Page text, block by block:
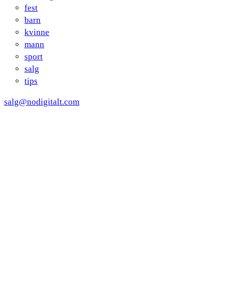
fest
barn
kvinne
mann
sport
salg
tips
salg@nodigitalt.com